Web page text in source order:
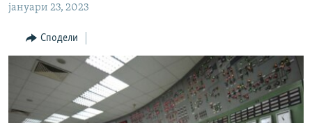
наПРИЈАВИ СЕ ЗА ЊУЗЛЕТЕР
ПОДКАСТ ЗОШТО?
СЛЕДЕТЕ НЕ
јануари 23, 2023
Сподели